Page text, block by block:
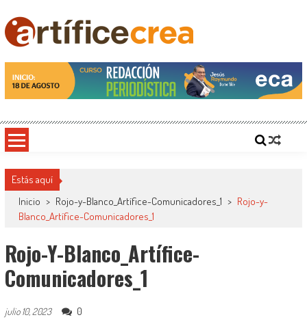
contenido
Artificecrea
Blog de Artífice Comunicadores, elaboramos contenidos periodísticos y editoriales en
diversos formatos, capacitamos en temas de comunicación y educación.
Estás aquí
Inicio > Rojo-y-Blanco_Artífice-Comunicadores_1 > Rojo-y-
Blanco_Artífice-Comunicadores_1
Rojo-Y-Blanco_Artífice-
Comunicadores_1
julio 10, 2023 0